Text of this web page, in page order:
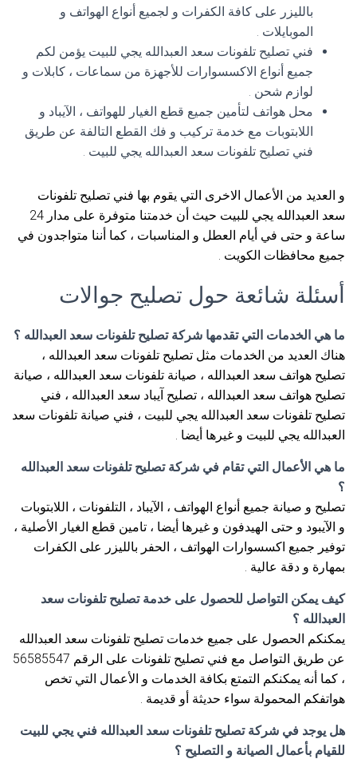
بالليزر على كافة الكفرات و لجميع أنواع الهواتف و
الموبايلات .
فني تصليح تلفونات سعد العبدالله يجي للبيت يؤمن لكم
جميع أنواع الاكسسوارات للأجهزة من سماعات ، كابلات و
لوازم شحن .
محل هواتف لتأمين جميع قطع الغيار للهواتف ، الآيباد و
اللابتوبات مع خدمة تركيب و فك القطع التالفة عن طريق
فني تصليح تلفونات سعد العبدالله يجي للبيت .
و العديد من الأعمال الاخرى التي يقوم بها فني تصليح تلفونات
سعد العبدالله يجي للبيت حيث أن خدمتنا متوفرة على مدار 24
ساعة و حتى في أيام العطل و المناسبات ، كما أننا متواجدون في
جميع محافظات الكويت .
أسئلة شائعة حول تصليح جوالات
ما هي الخدمات التي تقدمها شركة تصليح تلفونات سعد العبدالله ؟
هناك العديد من الخدمات مثل تصليح تلفونات سعد العبدالله ،
تصليح هواتف سعد العبدالله ، صيانة تلفونات سعد العبدالله ، صيانة
تصليح هواتف سعد العبدالله ، تصليح آيباد سعد العبدالله ، فني
تصليح تلفونات سعد العبدالله يجي للبيت ، فني صيانة تلفونات سعد
العبدالله يجي للبيت و غيرها أيضا .
ما هي الأعمال التي تقام في شركة تصليح تلفونات سعد العبدالله
؟
تصليح و صيانة جميع أنواع الهواتف ، الآيباد ، التلفونات ، اللابتوبات
و الآيبود و حتى الهيدفون و غيرها أيضا ، تامين قطع الغيار الأصلية ،
توفير جميع اكسسوارات الهواتف ، الحفر بالليزر على الكفرات
بمهارة و دقة عالية .
كيف يمكن التواصل للحصول على خدمة تصليح تلفونات سعد
العبدالله ؟
يمكنكم الحصول على جميع خدمات تصليح تلفونات سعد العبدالله
عن طريق التواصل مع فني تصليح تلفونات على الرقم 56585547
، كما أنه يمكنكم التمتع بكافة الخدمات و الأعمال التي تخص
هواتفكم المحمولة سواء حديثة أو قديمة .
هل يوجد في شركة تصليح تلفونات سعد العبدالله فني يجي للبيت
للقيام بأعمال الصيانة و التصليح ؟